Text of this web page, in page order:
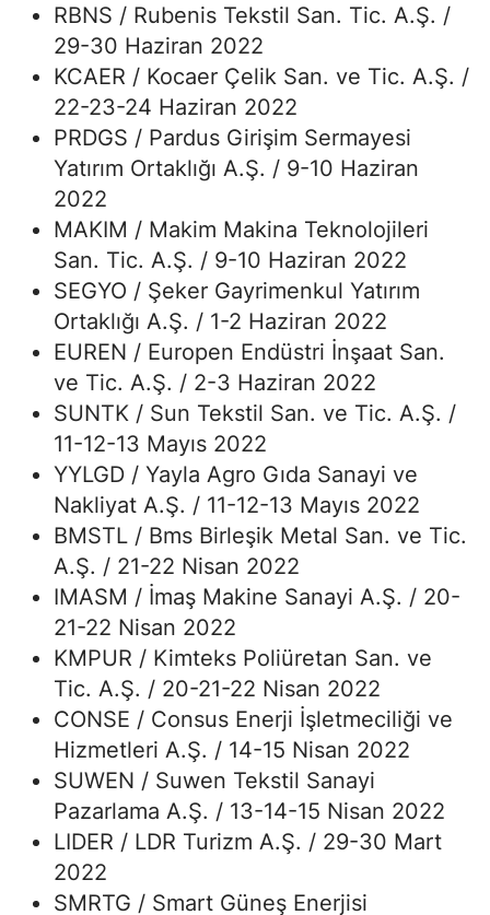
RBNS / Rubenis Tekstil San. Tic. A.Ş. /
29-30 Haziran 2022
KCAER / Kocaer Çelik San. ve Tic. A.Ş. /
22-23-24 Haziran 2022
PRDGS / Pardus Girişim Sermayesi
Yatırım Ortaklığı A.Ş. / 9-10 Haziran
2022
MAKIM / Makim Makina Teknolojileri
San. Tic. A.Ş. / 9-10 Haziran 2022
SEGYO / Şeker Gayrimenkul Yatırım
Ortaklığı A.Ş. / 1-2 Haziran 2022
EUREN / Europen Endüstri İnşaat San.
ve Tic. A.Ş. / 2-3 Haziran 2022
SUNTK / Sun Tekstil San. ve Tic. A.Ş. /
11-12-13 Mayıs 2022
YYLGD / Yayla Agro Gıda Sanayi ve
Nakliyat A.Ş. / 11-12-13 Mayıs 2022
BMSTL / Bms Birleşik Metal San. ve Tic.
A.Ş. / 21-22 Nisan 2022
IMASM / İmaş Makine Sanayi A.Ş. / 20-
21-22 Nisan 2022
KMPUR / Kimteks Poliüretan San. ve
Tic. A.Ş. / 20-21-22 Nisan 2022
CONSE / Consus Enerji İşletmeciliği ve
Hizmetleri A.Ş. / 14-15 Nisan 2022
SUWEN / Suwen Tekstil Sanayi
Pazarlama A.Ş. / 13-14-15 Nisan 2022
LIDER / LDR Turizm A.Ş. / 29-30 Mart
2022
SMRTG / Smart Güneş Enerjisi